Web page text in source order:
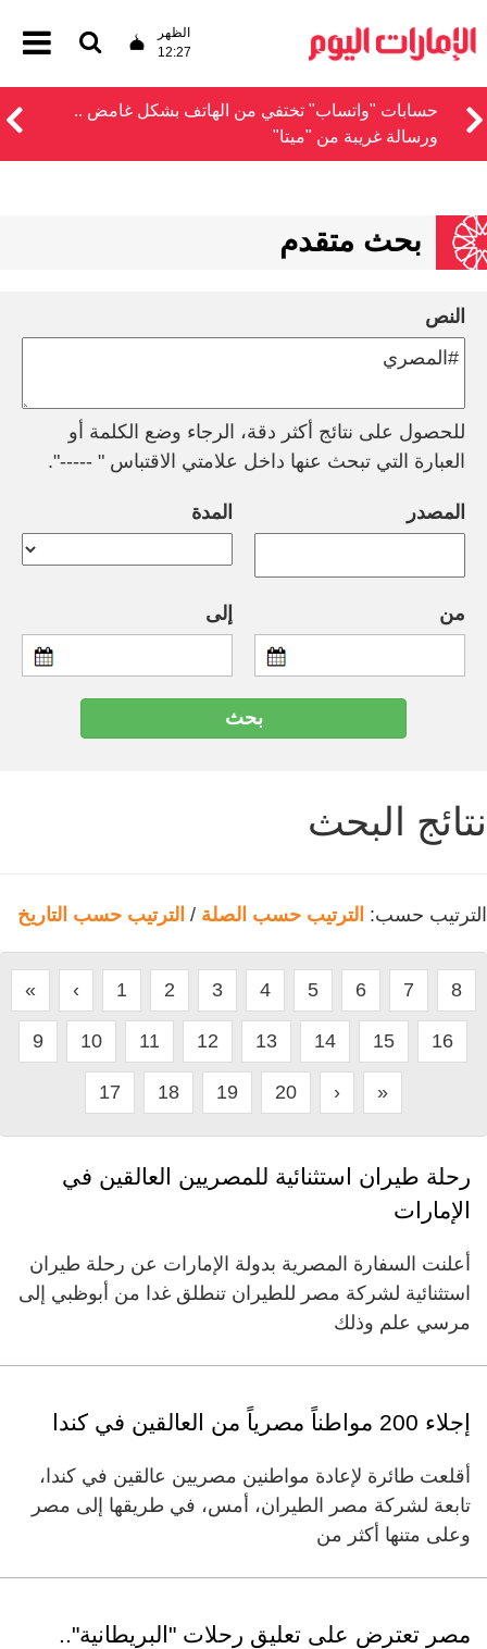
الظهر
12:27
حسابات "واتساب" تختفي من الهاتف بشكل غامض ..
ورسالة غريبة من "ميتا"
بحث متقدم
النص
للحصول على نتائج أكثر دقة، الرجاء وضع الكلمة أو
العبارة التي تبحث عنها داخل علامتي الاقتباس " -----".
المصدر المدة
من إلى
نتائج البحث
الترتيب حسب: الترتيب حسب الصلة / الترتيب حسب التاريخ
« ‹ 1 2 3 4 5 6 7 8
9 10 11 12 13 14 15 16
17 18 19 20 › »
رحلة طيران استثنائية للمصريين العالقين في
الإمارات
أعلنت السفارة المصرية بدولة الإمارات عن رحلة طيران
استثنائية لشركة مصر للطيران تنطلق غدا من أبوظبي إلى
مرسي علم وذلك
إجلاء 200 مواطناً مصرياً من العالقين في كندا
أقلعت طائرة لإعادة مواطنين مصريين عالقين في كندا،
تابعة لشركة مصر الطيران، أمس، في طريقها إلى مصر
وعلى متنها أكثر من
مصر تعترض على تعليق رحلات "البريطانية"..